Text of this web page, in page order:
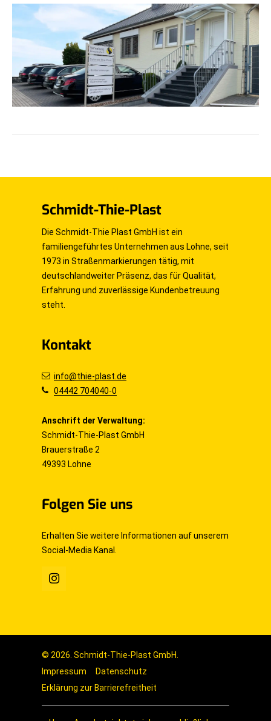
Schmidt-Thie-Plast
Die Schmidt-Thie Plast GmbH ist ein
familiengeführtes Unternehmen aus Lohne, seit
1973 in Straßenmarkierungen tätig, mit
deutschlandweiter Präsenz, das für Qualität,
Erfahrung und zuverlässige Kundenbetreuung
steht.
Kontakt
info@thie-plast.de
04442 704040-0
Anschrift der Verwaltung:
Schmidt-Thie-Plast GmbH
Brauerstraße 2
49393 Lohne
Folgen Sie uns
Erhalten Sie weitere Informationen auf unserem
Social-Media Kanal.
© 2026. Schmidt-Thie-Plast GmbH.
Impressum
Datenschutz
Erklärung zur Barrierefreitheit